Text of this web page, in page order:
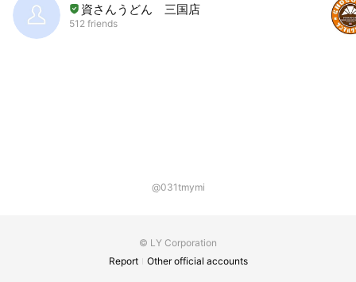
資さんうどん 三国店
512 friends
@031tmymi
© LY Corporation
Report
Other official accounts